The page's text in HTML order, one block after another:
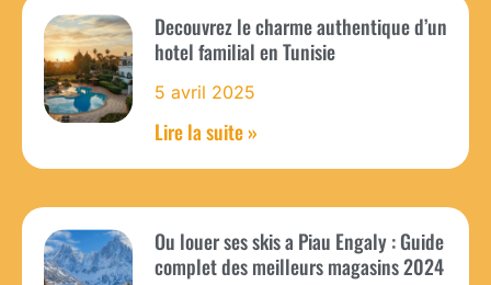
Decouvrez le charme authentique d’un
hotel familial en Tunisie
5 avril 2025
Lire la suite »
Ou louer ses skis a Piau Engaly : Guide
complet des meilleurs magasins 2024